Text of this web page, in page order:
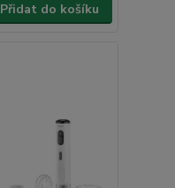
Přidat do košíku